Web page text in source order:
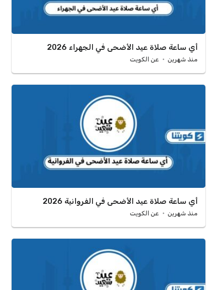
أي ساعة صلاة عيد الأضحى في الجهراء 2026
منذ شهرين عن الكويت
أي ساعة صلاة عيد الأضحى في الفروانية 2026
منذ شهرين عن الكويت